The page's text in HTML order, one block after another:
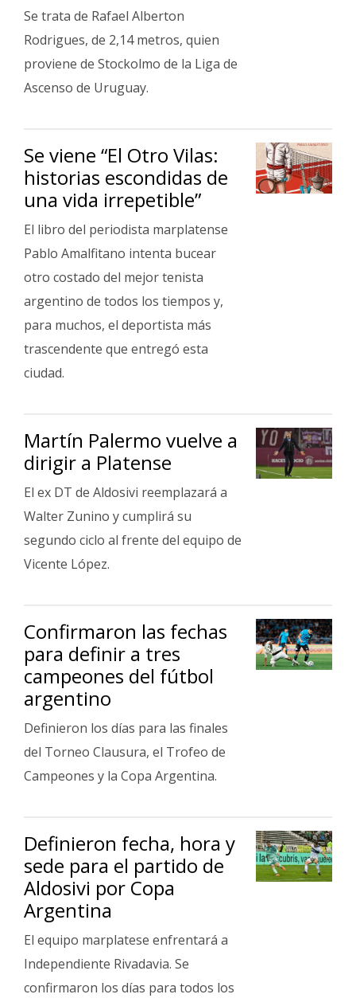
Se trata de Rafael Alberton
Rodrigues, de 2,14 metros, quien
proviene de Stockolmo de la Liga de
Ascenso de Uruguay.
Se viene “El Otro Vilas:
historias escondidas de
una vida irrepetible”
El libro del periodista marplatense
Pablo Amalfitano intenta bucear
otro costado del mejor tenista
argentino de todos los tiempos y,
para muchos, el deportista más
trascendente que entregó esta
ciudad.
Martín Palermo vuelve a
dirigir a Platense
El ex DT de Aldosivi reemplazará a
Walter Zunino y cumplirá su
segundo ciclo al frente del equipo de
Vicente López.
Confirmaron las fechas
para definir a tres
campeones del fútbol
argentino
Definieron los días para las finales
del Torneo Clausura, el Trofeo de
Campeones y la Copa Argentina.
Definieron fecha, hora y
sede para el partido de
Aldosivi por Copa
Argentina
El equipo marplatese enfrentará a
Independiente Rivadavia. Se
confirmaron los días para todos los